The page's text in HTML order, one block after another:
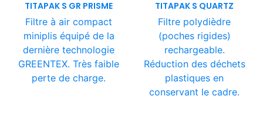
TITAPAK S GR PRISME
Filtre à air compact
miniplis équipé de la
dernière technologie
GREENTEX. Très faible
perte de charge.
TITAPAK S QUARTZ
Filtre polydièdre
(poches rigides)
rechargeable.
Réduction des déchets
plastiques en
conservant le cadre.